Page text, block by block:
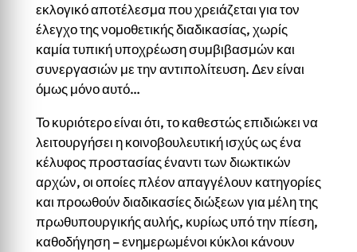
εκλογικό αποτέλεσμα που χρειάζεται για τον
έλεγχο της νομοθετικής διαδικασίας, χωρίς
καμία τυπική υποχρέωση συμβιβασμών και
συνεργασιών με την αντιπολίτευση. Δεν είναι
όμως μόνο αυτό…
Το κυριότερο είναι ότι, το καθεστώς επιδιώκει να
λειτουργήσει η κοινοβουλευτική ισχύς ως ένα
κέλυφος προστασίας έναντι των διωκτικών
αρχών, οι οποίες πλέον απαγγέλουν κατηγορίες
και προωθούν διαδικασίες διώξεων για μέλη της
πρωθυπουργικής αυλής, κυρίως υπό την πίεση,
καθοδήγηση – ενημερωμένοι κύκλοι κάνουν